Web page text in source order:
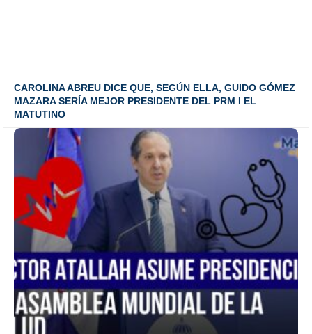
CAROLINA ABREU DICE QUE, SEGÚN ELLA, GUIDO GÓMEZ
MAZARA SERÍA MEJOR PRESIDENTE DEL PRM I EL
MATUTINO